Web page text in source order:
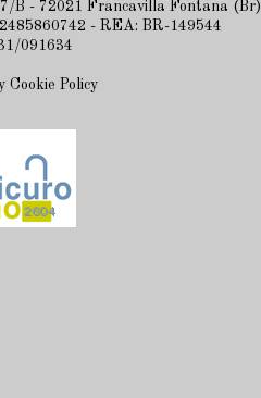
B - 72021 Francavilla Fontana (Br)
- REA: BR-149544
091634
Cookie Policy